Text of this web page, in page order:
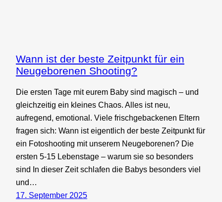
Wann ist der beste Zeitpunkt für ein
Neugeborenen Shooting?
Die ersten Tage mit eurem Baby sind magisch – und
gleichzeitig ein kleines Chaos. Alles ist neu,
aufregend, emotional. Viele frischgebackenen Eltern
fragen sich: Wann ist eigentlich der beste Zeitpunkt für
ein Fotoshooting mit unserem Neugeborenen? Die
ersten 5-15 Lebenstage – warum sie so besonders
sind In dieser Zeit schlafen die Babys besonders viel
und…
17. September 2025